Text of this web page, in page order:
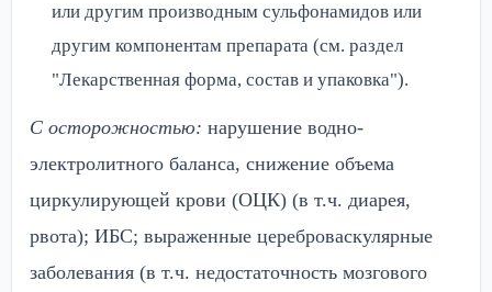
или другим производным сульфонамидов или
другим компонентам препарата (см. раздел
"Лекарственная форма, состав и упаковка").
С осторожностью: нарушение водно-
электролитного баланса, снижение объема
циркулирующей крови (ОЦК) (в т.ч. диарея,
рвота); ИБС; выраженные цереброваскулярные
заболевания (в т.ч. недостаточность мозгового